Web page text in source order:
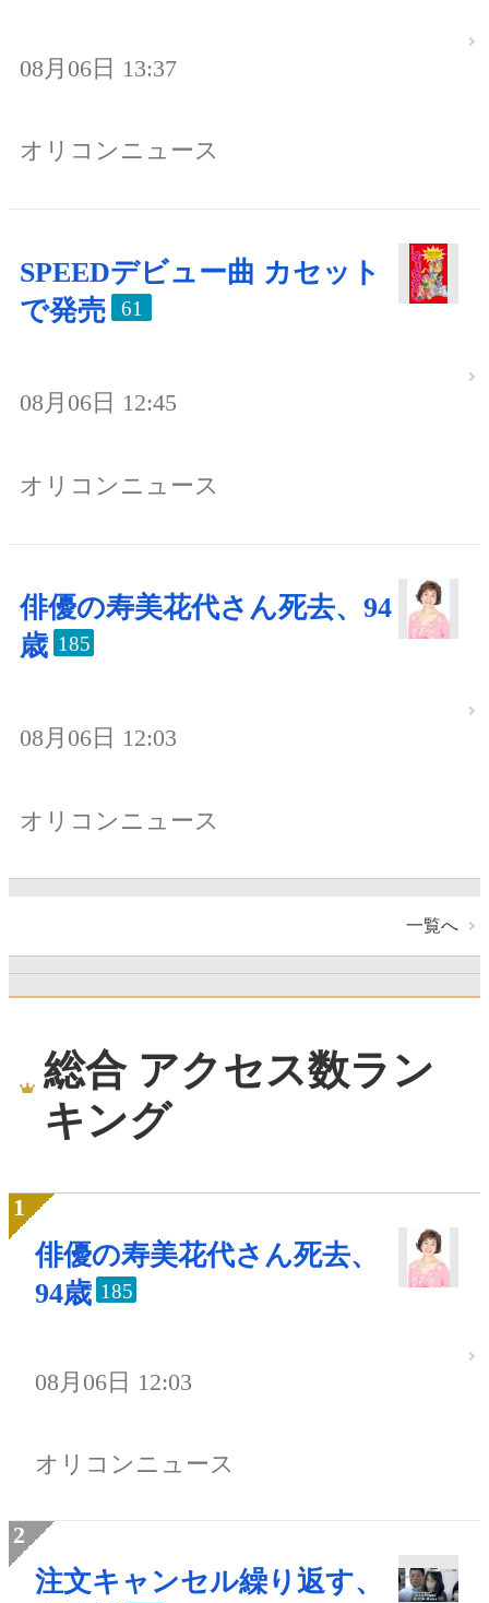
08月06日 13:37
オリコンニュース
SPEEDデビュー曲 カセット
で発売
61
08月06日 12:45
オリコンニュース
俳優の寿美花代さん死去、94
歳 185
08月06日 12:03
オリコンニュース
一覧へ
総合 アクセス数ラン
キング
俳優の寿美花代さん死去、
94歳 185
08月06日 12:03
オリコンニュース
注文キャンセル繰り返す、